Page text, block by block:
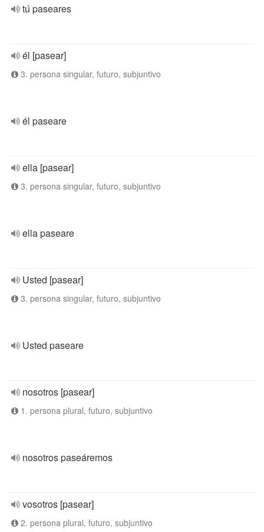
tú paseares
él [pasear]
3. persona singular, futuro, subjuntivo
él paseare
ella [pasear]
3. persona singular, futuro, subjuntivo
ella paseare
Usted [pasear]
3. persona singular, futuro, subjuntivo
Usted paseare
nosotros [pasear]
1. persona plural, futuro, subjuntivo
nosotros paseáremos
vosotros [pasear]
2. persona plural, futuro, subjuntivo